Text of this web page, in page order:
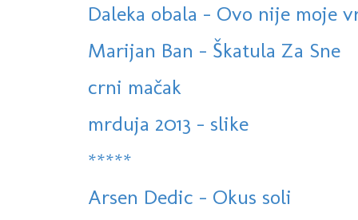
Daleka obala - Ovo nije moje
Marijan Ban - Škatula Za Sne
crni mačak
mrduja 2013 - slike
*****
Arsen Dedic - Okus soli